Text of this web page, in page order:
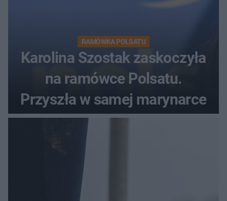
RAMÓWKA POLSATU
Karolina Szostak zaskoczyła
na ramówce Polsatu.
Przyszła w samej marynarce